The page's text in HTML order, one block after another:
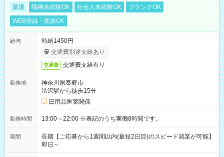
派遣 職種未経験OK 社会人未経験OK
ブランクOK
WEB登録・面接OK
給与
時給1450円
交通費別途支給あり
交通費 交通費支給有り
勤務地
神奈川県秦野市
渋沢駅から徒歩15分
日用品医薬関係
勤務時間 13:00～22:00 ※表記のうち実働8時間です。
期間
長期【ご応募から1週間以内(最短2日目)のスピード就業が可能】
即日～